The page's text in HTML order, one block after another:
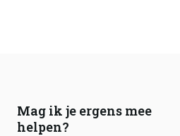
Mag ik je ergens mee
helpen?